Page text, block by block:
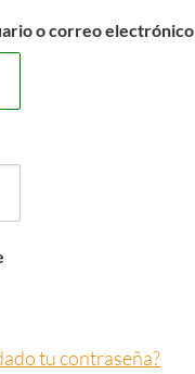
o correo electrónico
tu contraseña?